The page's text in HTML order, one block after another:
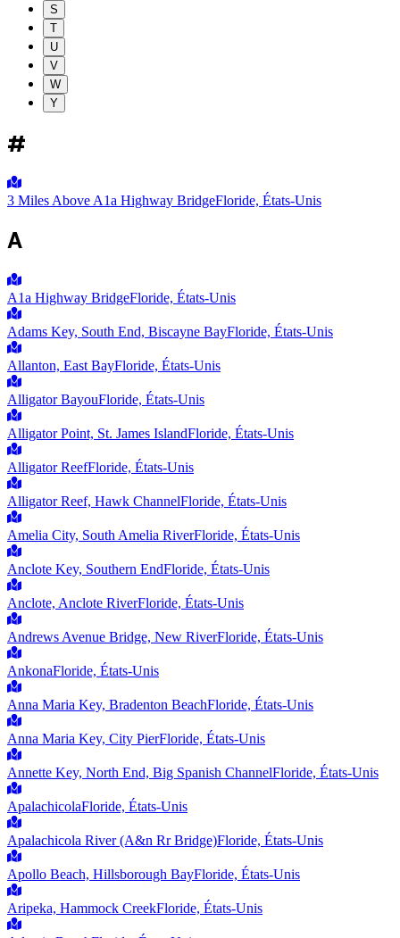
S
T
U
V
W
Y
#
3 Miles Above A1a Highway BridgeFloride, États-Unis
A
A1a Highway BridgeFloride, États-Unis
Adams Key, South End, Biscayne BayFloride, États-Unis
Allanton, East BayFloride, États-Unis
Alligator BayouFloride, États-Unis
Alligator Point, St. James IslandFloride, États-Unis
Alligator ReefFloride, États-Unis
Alligator Reef, Hawk ChannelFloride, États-Unis
Amelia City, South Amelia RiverFloride, États-Unis
Anclote Key, Southern EndFloride, États-Unis
Anclote, Anclote RiverFloride, États-Unis
Andrews Avenue Bridge, New RiverFloride, États-Unis
AnkonaFloride, États-Unis
Anna Maria Key, Bradenton BeachFloride, États-Unis
Anna Maria Key, City PierFloride, États-Unis
Annette Key, North End, Big Spanish ChannelFloride, États-Unis
ApalachicolaFloride, États-Unis
Apalachicola River (A&n Rr Bridge)Floride, États-Unis
Apollo Beach, Hillsborough BayFloride, États-Unis
Aripeka, Hammock CreekFloride, États-Unis